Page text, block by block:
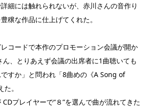
細には触れられないが、赤川さんの音作り
穣な作品に仕上げてくれた。
コードで本作のプロモーション会議が開か
、とりあえず会議の出席者に1曲聴いても
すか」と問われ「8曲めの《A Song of
。
プレイヤーで“８”を選んで曲が流れてきた